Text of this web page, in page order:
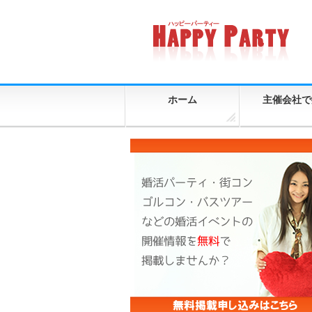
ホーム 主催会社